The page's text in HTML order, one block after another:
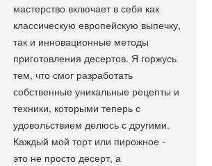
мастерство включает в себя как
классическую европейскую выпечку,
так и инновационные методы
приготовления десертов. Я горжусь
тем, что смог разработать
собственные уникальные рецепты и
техники, которыми теперь с
удовольствием делюсь с другими.
Каждый мой торт или пирожное -
это не просто десерт, а